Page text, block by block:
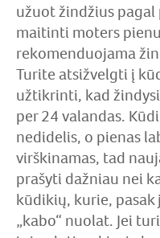
užuot žindžius
maitinti moters
rekomenduojama
Turite atsižvelgti į
užtikrinti, kad
per 24 valandas.
nedidelis, o pienas
virškinamas, tad
prašyti dažniau nei
kūdikių, kurie,
„kabo“ nuolat. Jei